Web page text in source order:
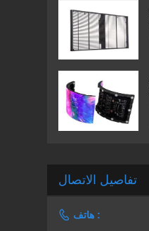
تفاصيل الاتصال
 هاتف :